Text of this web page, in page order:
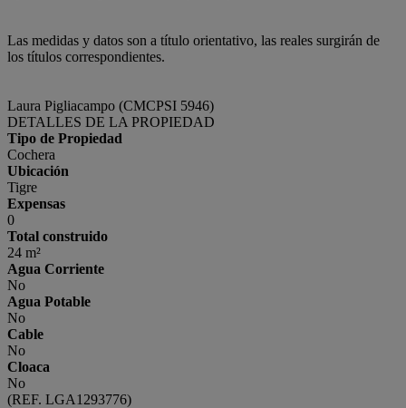
Las medidas y datos son a título orientativo, las reales surgirán de
los títulos correspondientes.
Laura Pigliacampo (CMCPSI 5946)
DETALLES DE LA PROPIEDAD
Tipo de Propiedad
Cochera
Ubicación
Tigre
Expensas
0
Total construido
24 m²
Agua Corriente
No
Agua Potable
No
Cable
No
Cloaca
No
(REF. LGA1293776)